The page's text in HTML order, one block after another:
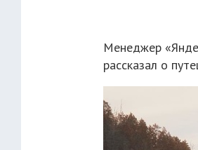
Менеджер
рассказал о